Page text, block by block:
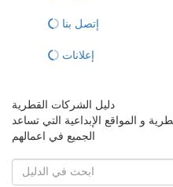
إتصل بنا
إعلانات
دليل الشركات القطرية
و المواقع الإبداعية التي تساعد
الجميع في اعمالهم